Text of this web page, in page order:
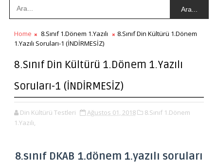
Ara...
Home 8.Sınıf 1.Dönem 1.Yazılı
8.Sınıf Din Kültürü 1.Dönem
1.Yazılı Soruları-1 (İNDİRMESİZ)
8.Sınıf Din Kültürü 1.Dönem 1.Yazılı
Soruları-1 (İNDİRMESİZ)
Din Kültürü Testleri Ağustos 01, 2018
8.Sınıf 1.Dönem
1.Yazılı,
8.sınıf DKAB 1.dönem 1.yazılı soruları